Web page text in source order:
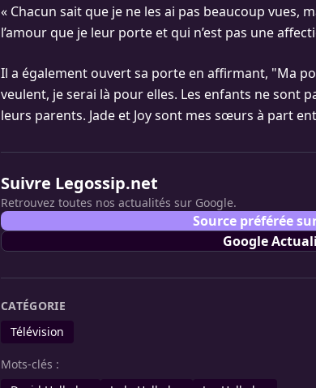
« Chacun sait que je ne les ai pas beaucoup vues,
l’amour que je leur porte et qui n’est pas une
Il a également ouvert sa porte en affirmant, "Ma
veulent, je serai là pour elles. Les enfants ne sont
leurs parents. Jade et Joy sont mes sœurs à part
Suivre Legossip.net
Retrouvez toutes nos actualités sur Google.
Source préférée
Google
CATÉGORIE
Télévision
Mots-clés :